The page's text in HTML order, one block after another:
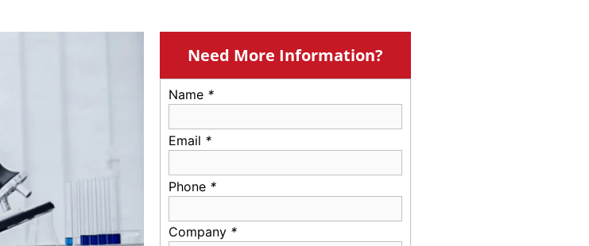
Need More Information?
Name *
Email *
Phone *
Company *